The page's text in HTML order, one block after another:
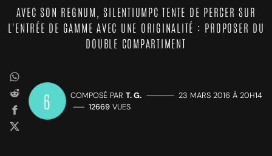
AVEC SON REGNUM, SILENTIUMPC TENTE DE PERCER SUR
L'ENTRÉE DE GAMME AVEC UNE ORIGINALITÉ : PROPOSER DU
DOUBLE COMPARTIMENT
6 COMPOSÉ PAR T. G. ————— 23 MARS 2016 À 20H14
—— 12669 VUES